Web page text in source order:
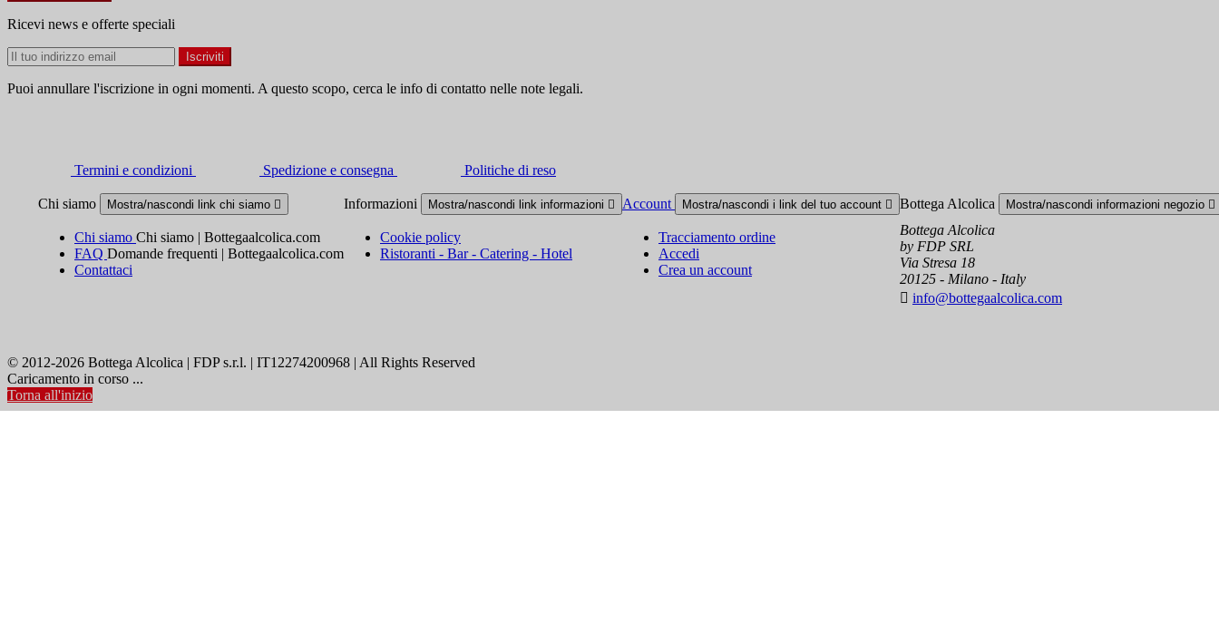
Ricevi news e offerte speciali
Puoi annullare l'iscrizione in ogni momenti. A questo scopo, cerca le info di contatto nelle note legali.
Termini e condizioni Spedizione e consegna Politiche di reso
Chi siamo Mostra/nascondi link chi siamo 
Chi siamo Chi siamo | Bottegaalcolica.com
FAQ Domande frequenti | Bottegaalcolica.com
Contattaci
Informazioni Mostra/nascondi link informazioni 
Cookie policy
Ristoranti - Bar - Catering - Hotel
Account Mostra/nascondi i link del tuo account 
Tracciamento ordine
Accedi
Crea un account
Bottega Alcolica Mostra/nascondi informazioni negozio 
Bottega Alcolica
by FDP SRL
Via Stresa 18
20125 - Milano - Italy
 info@bottegaalcolica.com
© 2012-2026 Bottega Alcolica | FDP s.r.l. | IT12274200968 | All Rights Reserved
Caricamento in corso ...
Torna all'inizio